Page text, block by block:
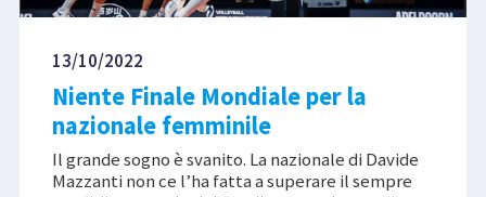
13/10/2022
Niente Finale Mondiale per la
nazionale femminile
Il grande sogno è svanito. La nazionale di Davide
Mazzanti non ce l’ha fatta a superare il sempre